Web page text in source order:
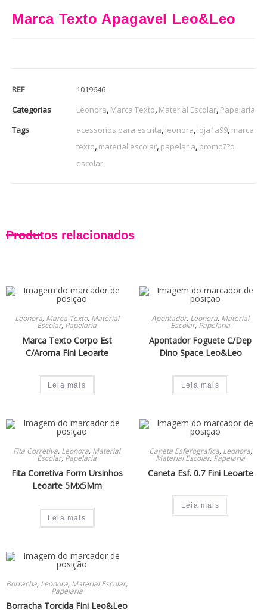
Marca Texto Apagavel Leo&Leo
REF
1019646
Categorias
Leonora, Marca Texto, Material Escolar, Papelaria
Tags
acessorios para escrita, leonora, loja1a99, marca
texto, material escolar, papelaria, promo??o
escolar
Produtos relacionados
Leonora, Marca Texto, Material
Escolar, Papelaria
Marca Texto Corpo Est
C/Aroma Fini Leoarte
Leia mais
Apontador, Leonora, Material
Escolar, Papelaria
Apontador Foguete C/Dep
Dino Space Leo&Leo
Leia mais
Fita Corretiva, Leonora, Material
Escolar, Papelaria
Fita Corretiva Form Ursinhos
Leoarte 5Mx5Mm
Leia mais
Caneta Esferografica, Leonora,
Material Escolar, Papelaria
Caneta Esf. 0.7 Fini Leoarte
Leia mais
Borracha, Leonora, Material Escolar,
Papelaria
Borracha Torcida Fini Leo&Leo